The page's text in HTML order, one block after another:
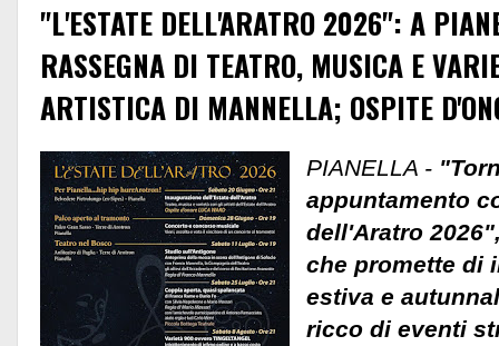
"L'ESTATE DELL'ARATRO 2026": A
RASSEGNA DI TEATRO, MUSICA E
ARTISTICA DI MANNELLA; OSPITE
PIANELLA -
appuntamento
dell'Aratro
che promette di
estiva e
ricco di eventi